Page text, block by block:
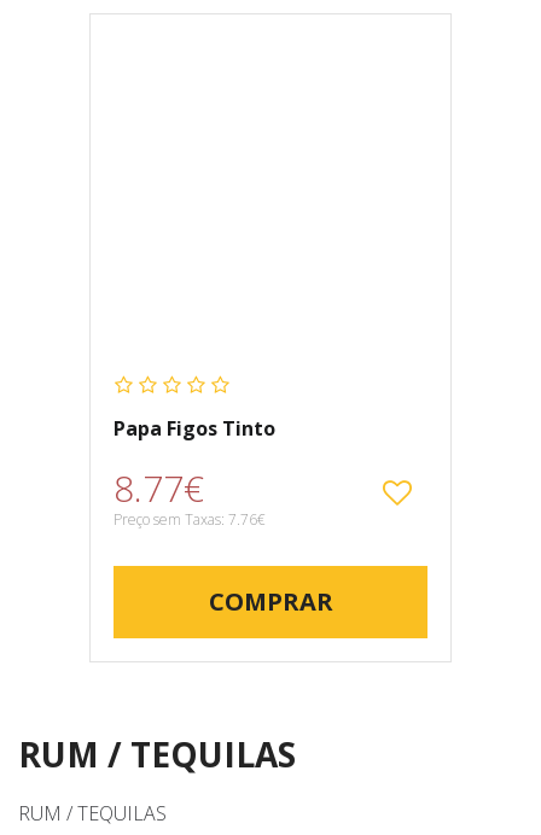
Papa Figos Tinto
8.77€
Preço sem Taxas: 7.76€
COMPRAR
RUM / TEQUILAS
RUM / TEQUILAS